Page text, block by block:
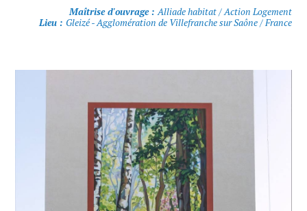
Maîtrise d'ouvrage :Alliade habitat / Action Logement
Lieu : Gleizé - Agglomération de Villefranche sur Saône / France